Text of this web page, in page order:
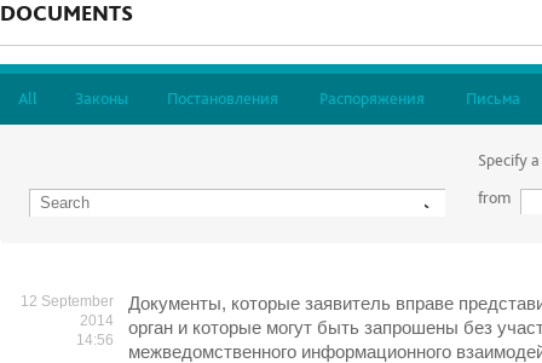
DOCUMENTS
All Законы Постановления Распоряжения Письма
Specify
from
12 September
2014
14:56
Документы, которые заявитель вправе
орган и которые могут быть запрошены без
межведомственного информационного